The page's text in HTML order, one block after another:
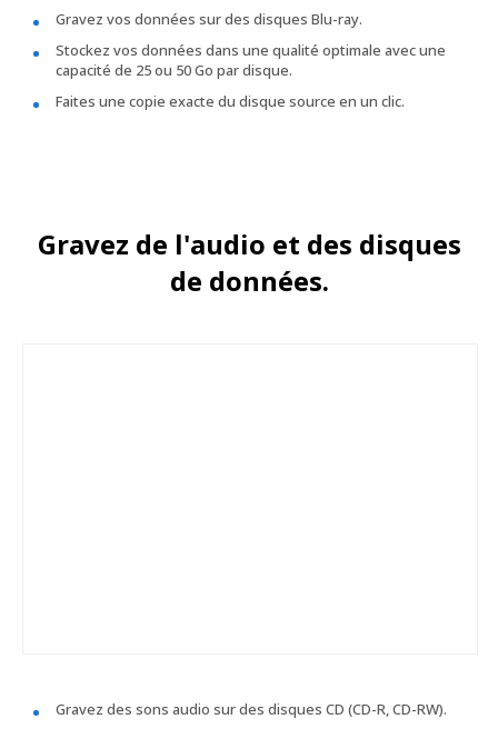
Gravez vos données sur des disques Blu-ray.
Stockez vos données dans une qualité optimale avec une
capacité de 25 ou 50 Go par disque.
Faites une copie exacte du disque source en un clic.
Gravez de l'audio et des disques
de données.
Gravez des sons audio sur des disques CD (CD-R, CD-RW).